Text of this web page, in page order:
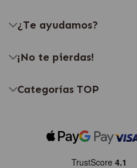
¿Te ayudamos?
¡No te pierdas!
Categorías TOP